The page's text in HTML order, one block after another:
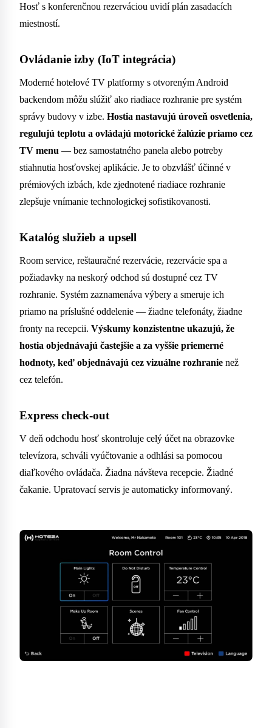
Hosť s konferenčnou rezerváciou uvidí plán zasadacích
miestností.
Ovládanie izby (IoT integrácia)
Moderné hotelové TV platformy s otvoreným Android
backendom môžu slúžiť ako riadiace rozhranie pre systém
správy budovy v izbe. Hostia nastavujú úroveň osvetlenia,
regulujú teplotu a ovládajú motorické žalúzie priamo cez
TV menu — bez samostatného panela alebo potreby
stiahnutia hosťovskej aplikácie. Je to obzvlášť účinné v
prémiových izbách, kde zjednotené riadiace rozhranie
zlepšuje vnímanie technologickej sofistikovanosti.
Katalóg služieb a upsell
Room service, reštauračné rezervácie, rezervácie spa a
požiadavky na neskorý odchod sú dostupné cez TV
rozhranie. Systém zaznamenáva výbery a smeruje ich
priamo na príslušné oddelenie — žiadne telefonáty, žiadne
fronty na recepcii. Výskumy konzistentne ukazujú, že
hostia objednávajú častejšie a za vyššie priemerné
hodnoty, keď objednávajú cez vizuálne rozhranie než
cez telefón.
Express check-out
V deň odchodu hosť skontroluje celý účet na obrazovke
televízora, schváli vyúčtovanie a odhlási sa pomocou
diaľkového ovládača. Žiadna návšteva recepcie. Žiadné
čakanie. Upratovací servis je automaticky informovaný.